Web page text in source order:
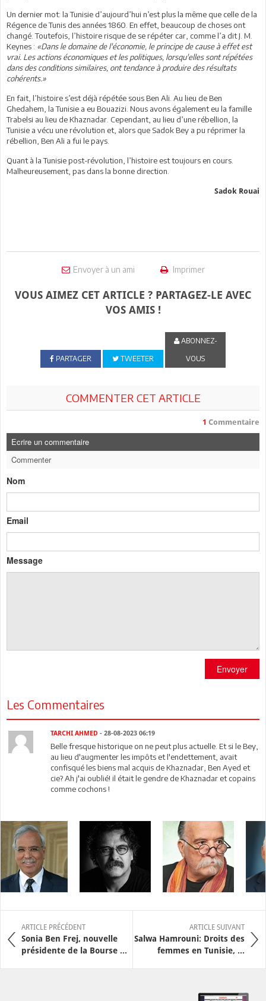
Un dernier mot: la Tunisie d’aujourd’hui n’est plus la même que celle de la
Régence de Tunis des années 1860. En effet, beaucoup de choses ont
changé. Toutefois, l’histoire risque de se répéter car, comme l’a dit J. M.
Keynes : «Dans le domaine de l'économie, le principe de cause à effet est
vrai. Les actions économiques et les politiques, lorsqu'elles sont répétées
dans des conditions similaires, ont tendance à produire des résultats
cohérents.»
En fait, l’histoire s’est déjà répétée sous Ben Ali. Au lieu de Ben
Ghedahem, la Tunisie a eu Bouazizi. Nous avons également eu la famille
Trabelsi au lieu de Khaznadar. Cependant, au lieu d’une rébellion, la
Tunisie a vécu une révolution et, alors que Sadok Bey a pu réprimer la
rébellion, Ben Ali a fui le pays.
Quant à la Tunisie post-révolution, l’histoire est toujours en cours.
Malheureusement, pas dans la bonne direction.
Sadok Rouai
Envoyer à un ami Imprimer
VOUS AIMEZ CET ARTICLE ? PARTAGEZ-LE AVEC
VOS AMIS !
PARTAGER TWEETER
ABONNEZ-
VOUS
COMMENTER CET ARTICLE
1 Commentaire
Ecrire un commentaire
Commenter
Nom
Email
Message
Envoyer
Les Commentaires
TARCHI AHMED - 28-08-2023 06:19
Belle fresque historique on ne peut plus actuelle. Et si le Bey,
au lieu d'augmenter les impôts et l'endettement, avait
confisqué les biens mal acquis de Khaznadar, Ben Ayed et
cie? Ah j'ai oublié! il était le gendre de Khaznadar et copains
comme cochons !
ARTICLE PRÉCÉDENT
Sonia Ben Frej, nouvelle
présidente de la Bourse ...
ARTICLE SUIVANT
Salwa Hamrouni: Droits des
femmes en Tunisie, ...